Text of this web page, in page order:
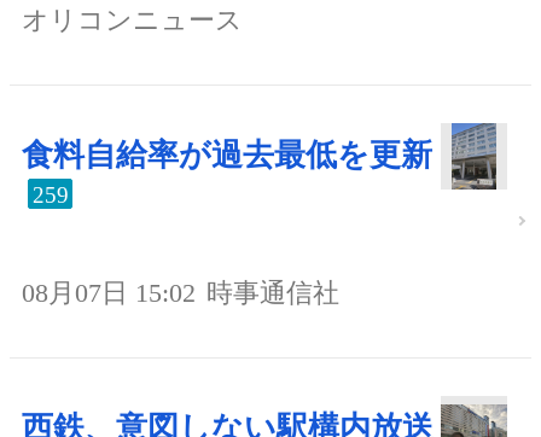
オリコンニュース
食料自給率が過去最低を更新
259
08月07日 15:02 時事通信社
西鉄、意図しない駅構内放送